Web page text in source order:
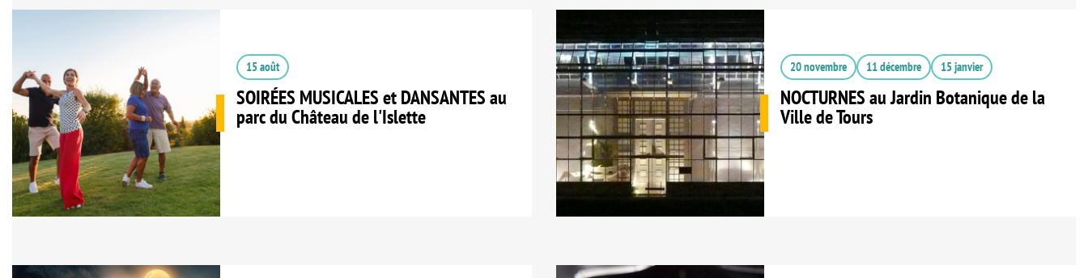
15 août
SOIRÉES MUSICALES et DANSANTES au
parc du Château de l'Islette
20 novembre 11 décembre 15 janvier
NOCTURNES au Jardin Botanique de la
Ville de Tours